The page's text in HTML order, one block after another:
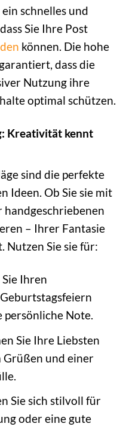
schnelles und
Sie Ihre Post
können. Die hohe
dass die
Nutzung ihre
optimal schützen.
Kreativität kennt
sind die perfekte
Ideen. Ob Sie sie mit
– Ihrer Fantasie
Nutzen Sie sie für:
Ihren
persönliche Note.
Sie Ihre Liebsten
Grüßen und einer
Sie sich stilvoll für
oder eine gute